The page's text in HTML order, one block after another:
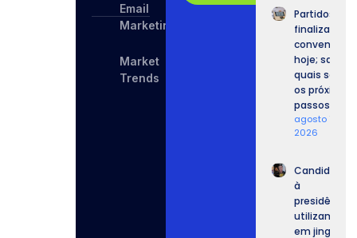
Email
Marketing
Market
Trends
Partidos
finalizam
convenções
hoje; saiba
quais serão
os próximos
passos.
agosto 7,
2026
Candidatos
à
presidência
utilizam IA
em jingles,